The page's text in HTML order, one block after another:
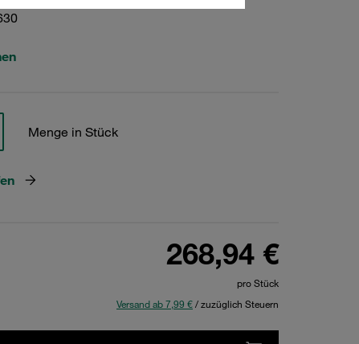
Menge in Stück
268,94 €
pro Stück
Versand ab 7,99 €/ zuzüglich Steuern